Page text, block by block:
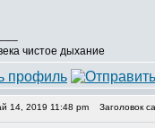
чистое дыхание
14, 2019 11:48 pm Заголовок